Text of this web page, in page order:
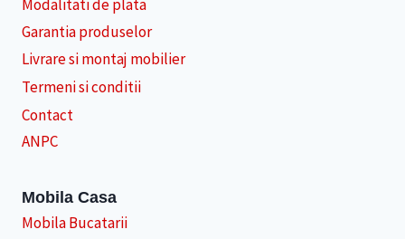
Modalitati de plata
Garantia produselor
Livrare si montaj mobilier
Termeni si conditii
Contact
ANPC
Mobila Casa
Mobila Bucatarii